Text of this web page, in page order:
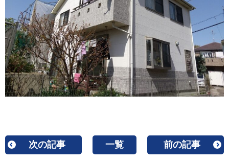
次の記事 一覧 前の記事